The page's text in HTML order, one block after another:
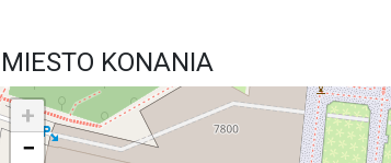
MIESTO KONANIA
+
−